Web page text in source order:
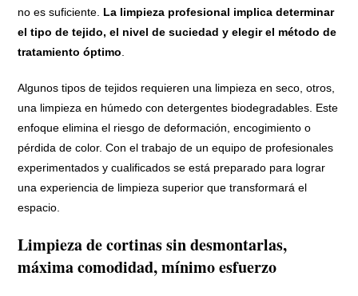
no es suficiente. La limpieza profesional implica determinar
el tipo de tejido, el nivel de suciedad y elegir el método de
tratamiento óptimo
Algunos tipos de tejidos requieren una limpieza en seco, otros,
una limpieza en húmedo con detergentes biodegradables. Este
enfoque elimina el riesgo de deformación, encogimiento o
pérdida de color. Con el trabajo de un equipo de profesionales
experimentados y cualificados se está preparado para lograr
una experiencia de limpieza superior que transformará el
espacio.
Limpieza de cortinas sin desmontarlas,
máxima comodidad, mínimo esfuerzo